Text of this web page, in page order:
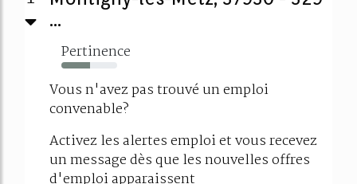
...
Pertinence
51%
Vous n'avez pas trouvé un emploi
convenable?
Activez les alertes emploi et vous recevez
un message dès que les nouvelles offres
d'emploi apparaissent